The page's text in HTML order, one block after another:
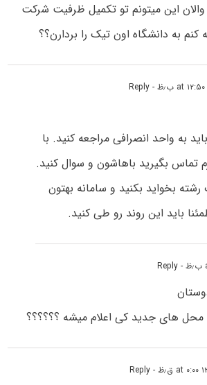
والان این میتونم تو تکمیل ظرفیت شرکت
کنم به دانشگاه اون تیک را بردارن؟؟
- Reply
به واحد انصرافی مراجعه کنید. با
تماس بگیرید باهاشون و سوال کنید.
رشته بخواید بکنید و سامانه بهتون
باید این روند رو طی کنید.
- Reply
های جدید کی اعلام میشه ؟؟؟؟؟؟
- Reply